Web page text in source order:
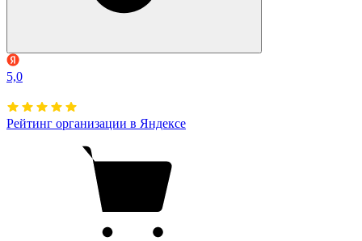
5,0
Рейтинг организации в Яндексе